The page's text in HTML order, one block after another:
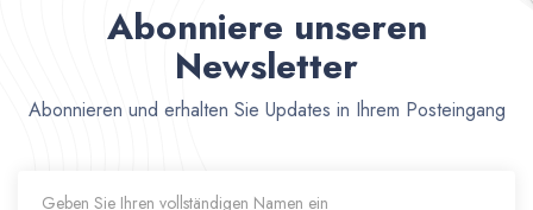
Abonniere unseren
Newsletter
Abonnieren und erhalten Sie Updates in Ihrem Posteingang